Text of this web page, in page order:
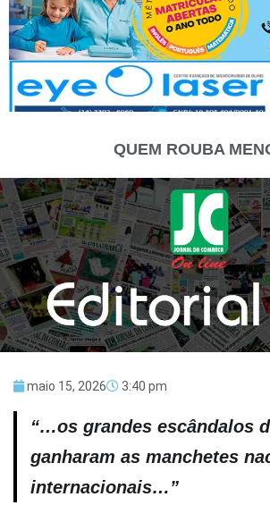
QUEM ROUBA
maio 15, 2026 3:40 pm
“…os grandes escândalos
ganharam as manchetes
internacionais…”